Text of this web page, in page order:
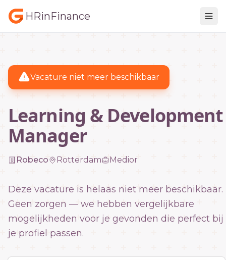
HRinFinance
Vacature niet meer beschikbaar
Learning & Development
Manager
Robeco Rotterdam Medior
Deze vacature is helaas niet meer beschikbaar.
Geen zorgen — we hebben vergelijkbare
mogelijkheden voor je gevonden die perfect bij
je profiel passen.